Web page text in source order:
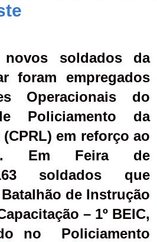
soldados da
foram empregados
Operacionais do
Policiamento da
em reforço ao
Em Feira de
soldados que
de Instrução
– 1º BEIC,
no Policiamento